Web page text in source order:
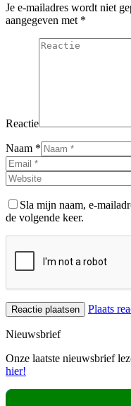
Je e-mailadres wordt niet
aangegeven met *
Reactie
Naam *
Sla mijn naam, e-
de volgende keer.
Plaats
Nieuwsbrief
Onze laatste nieuwsbrief
hier!